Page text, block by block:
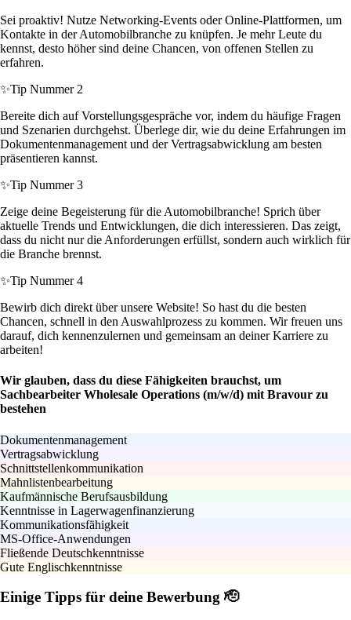
Sei proaktiv! Nutze Networking-Events oder Online-Plattformen, um
Kontakte in der Automobilbranche zu knüpfen. Je mehr Leute du
kennst, desto höher sind deine Chancen, von offenen Stellen zu
erfahren.
✨Tip Nummer 2
Bereite dich auf Vorstellungsgespräche vor, indem du häufige Fragen
und Szenarien durchgehst. Überlege dir, wie du deine Erfahrungen im
Dokumentenmanagement und der Vertragsabwicklung am besten
präsentieren kannst.
✨Tip Nummer 3
Zeige deine Begeisterung für die Automobilbranche! Sprich über
aktuelle Trends und Entwicklungen, die dich interessieren. Das zeigt,
dass du nicht nur die Anforderungen erfüllst, sondern auch wirklich für
die Branche brennst.
✨Tip Nummer 4
Bewirb dich direkt über unsere Website! So hast du die besten
Chancen, schnell in den Auswahlprozess zu kommen. Wir freuen uns
darauf, dich kennenzulernen und gemeinsam an deiner Karriere zu
arbeiten!
Wir glauben, dass du diese Fähigkeiten brauchst, um
Sachbearbeiter Wholesale Operations (m/w/d) mit Bravour zu
bestehen
Dokumentenmanagement
Vertragsabwicklung
Schnittstellenkommunikation
Mahnlistenbearbeitung
Kaufmännische Berufsausbildung
Kenntnisse in Lagerwagenfinanzierung
Kommunikationsfähigkeit
MS-Office-Anwendungen
Fließende Deutschkenntnisse
Gute Englischkenntnisse
Einige Tipps für deine Bewerbung 🫡